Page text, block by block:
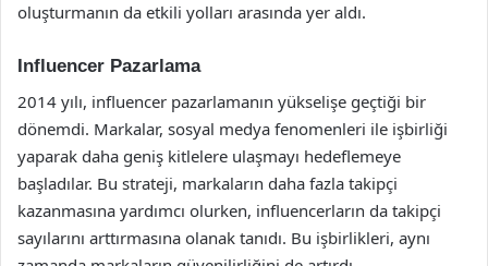
oluşturmanın da etkili yolları arasında yer aldı.
Influencer Pazarlama
2014 yılı, influencer pazarlamanın yükselişe geçtiği bir
dönemdi. Markalar, sosyal medya fenomenleri ile işbirliği
yaparak daha geniş kitlelere ulaşmayı hedeflemeye
başladılar. Bu strateji, markaların daha fazla takipçi
kazanmasına yardımcı olurken, influencerların da takipçi
sayılarını arttırmasına olanak tanıdı. Bu işbirlikleri, aynı